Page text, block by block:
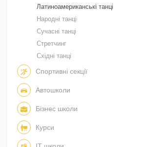
Латиноамериканські танці
Народні танці
Сучасні танці
Стретчинг
Східні танці
Спортивні секції
Автошколи
Бізнес школи
Курси